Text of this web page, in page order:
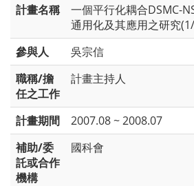
計畫名稱
一個平行化耦合DSMC-
通用化及其應用之研究
參與人
吳宗信
職稱/擔
任之工作
計畫主持人
計畫期間
2007.08 ~ 2008.07
補助/委
託或合作
機構
國科會